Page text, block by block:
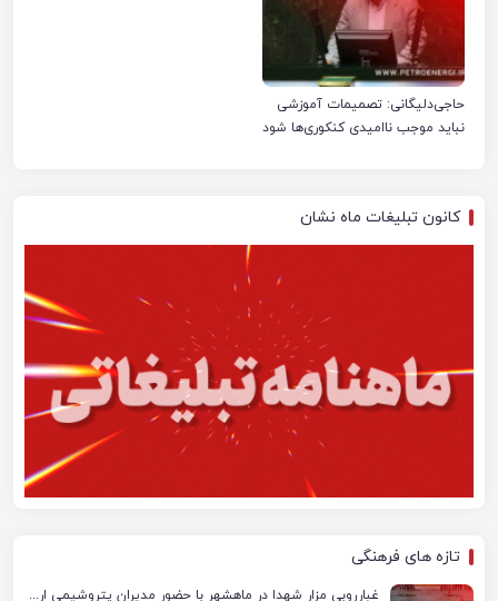
حاجی‌دلیگانی: تصمیمات آموزشی
نباید موجب ناامیدی کنکوری‌ها شود
کانون تبلیغات ماه نشان
تازه های فرهنگی
غبارروبی مزار شهدا در ماهشهر با حضور مدیران پتروشیمی اروند و مسئولان شهری